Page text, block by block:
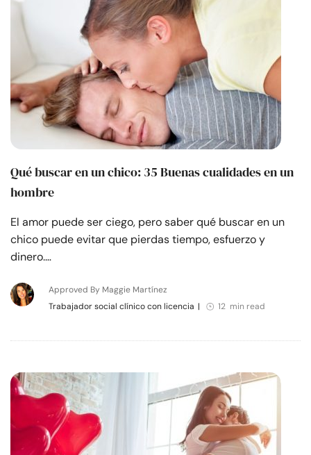
Qué buscar en un chico: 35 Buenas cualidades en un
hombre
El amor puede ser ciego, pero saber qué buscar en un
chico puede evitar que pierdas tiempo, esfuerzo y
dinero.…
Approved By Maggie Martínez
Trabajador social clínico con licencia | 12 min read